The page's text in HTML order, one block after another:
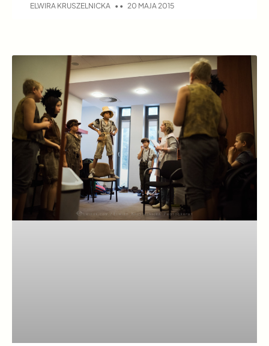
ELWIRA KRUSZELNICKA 20 MAJA 2015